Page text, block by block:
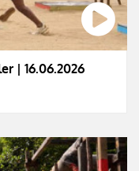
| 16.06.2026